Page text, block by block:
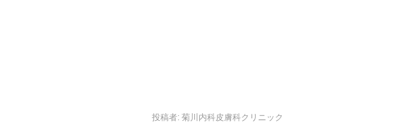
投稿者: 菊川内科皮膚科クリニック